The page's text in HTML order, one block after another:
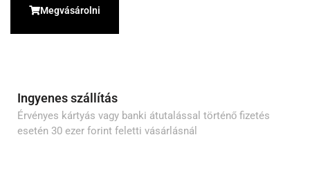
Megvásárolni
Ingyenes szállítás
Érvényes kártyás vagy banki átutalással történő fizetés
esetén 30 ezer forint feletti vásárlásnál